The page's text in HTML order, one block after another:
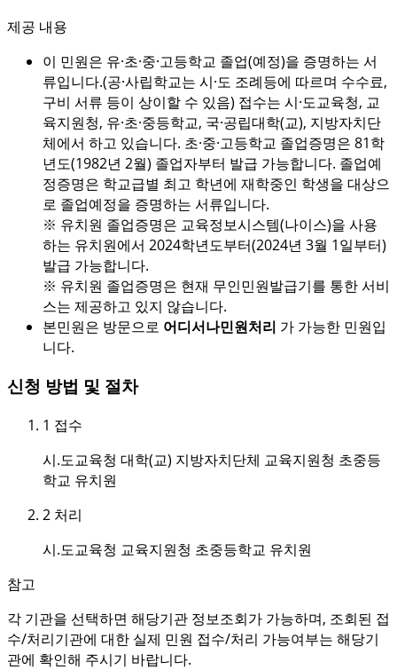
제공 내용
이 민원은 유·초·중·고등학교 졸업(예정)을 증명하는 서
류입니다.(공·사립학교는 시·도 조례등에 따르며 수수료,
구비 서류 등이 상이할 수 있음) 접수는 시·도교육청, 교
육지원청, 유·초·중등학교, 국·공립대학(교), 지방자치단
체에서 하고 있습니다. 초·중·고등학교 졸업증명은 81학
년도(1982년 2월) 졸업자부터 발급 가능합니다. 졸업예
정증명은 학교급별 최고 학년에 재학중인 학생을 대상으
로 졸업예정을 증명하는 서류입니다.
※ 유치원 졸업증명은 교육정보시스템(나이스)을 사용
하는 유치원에서 2024학년도부터(2024년 3월 1일부터)
발급 가능합니다.
※ 유치원 졸업증명은 현재 무인민원발급기를 통한 서비
스는 제공하고 있지 않습니다.
본민원은 방문으로 어디서나민원처리 가 가능한 민원입
니다.
신청 방법 및 절차
1 접수
시.도교육청 대학(교) 지방자치단체 교육지원청 초중등
학교 유치원
2 처리
시.도교육청 교육지원청 초중등학교 유치원
참고
각 기관을 선택하면 해당기관 정보조회가 가능하며, 조회된 접
수/처리기관에 대한 실제 민원 접수/처리 가능여부는 해당기
관에 확인해 주시기 바랍니다.